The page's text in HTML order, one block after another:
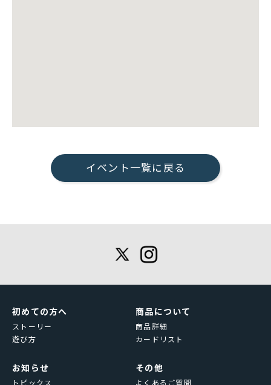
イベント一覧に戻る
初めての方へ
ストーリー
遊び方
商品について
商品詳細
カードリスト
お知らせ
トピックス
その他
よくあるご質問